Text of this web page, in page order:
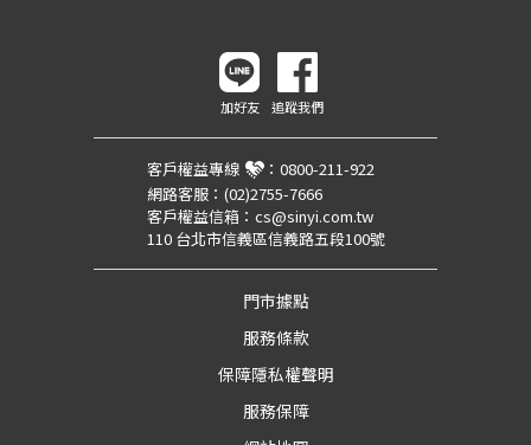
加好友 追蹤我們
客戶權益專線 ： 0800-211-922
網路客服： (02)2755-7666
客戶權益信箱： cs@sinyi.com.tw
110 台北市信義區信義路五段100號
門市據點
服務條款
保障隱私權聲明
服務保障